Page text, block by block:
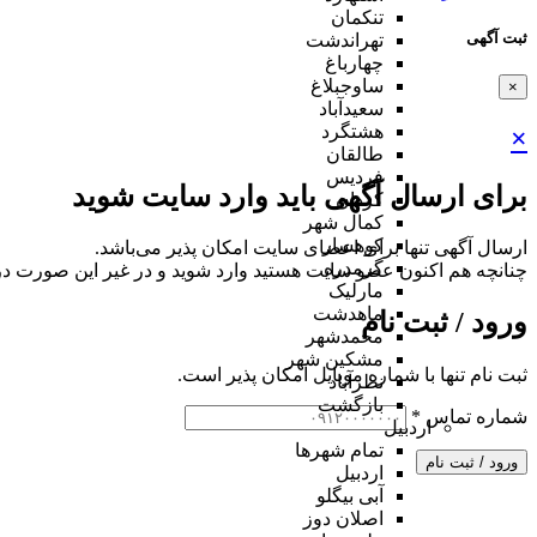
ثبت آگهی
×
×
برای ارسال آگهی باید وارد سایت شوید
ارسال آگهی تنها برای اعضای سایت امکان پذیر می‌باشد.
چنانچه هم‌ اکنون عضو سایت هستید وارد شوید و در غیر این صورت
ورود / ثبت نام
ثبت نام تنها با شماره موبایل امکان پذیر است.
شماره تماس *
ورود / ثبت نام
تنکمان
تهراندشت
چهارباغ
ساوجبلاغ
سعیدآباد
هشتگرد
طالقان
فردیس
کردان
کمال شهر
کوهسار
گرمدره
مارلیک
ماهدشت
محمدشهر
مشکین شهر
نظرآباد
بازگشت
اردبیل
تمام شهر‌ها
اردبیل
آبی بیگلو
اصلان دوز